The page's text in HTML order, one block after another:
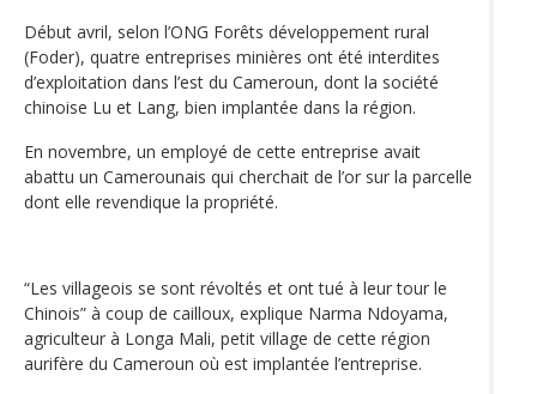
Début avril, selon l’ONG Forêts développement rural
(Foder), quatre entreprises minières ont été interdites
d’exploitation dans l’est du Cameroun, dont la société
chinoise Lu et Lang, bien implantée dans la région.
En novembre, un employé de cette entreprise avait
abattu un Camerounais qui cherchait de l’or sur la parcelle
dont elle revendique la propriété.
“Les villageois se sont révoltés et ont tué à leur tour le
Chinois” à coup de cailloux, explique Narma Ndoyama,
agriculteur à Longa Mali, petit village de cette région
aurifère du Cameroun où est implantée l’entreprise.